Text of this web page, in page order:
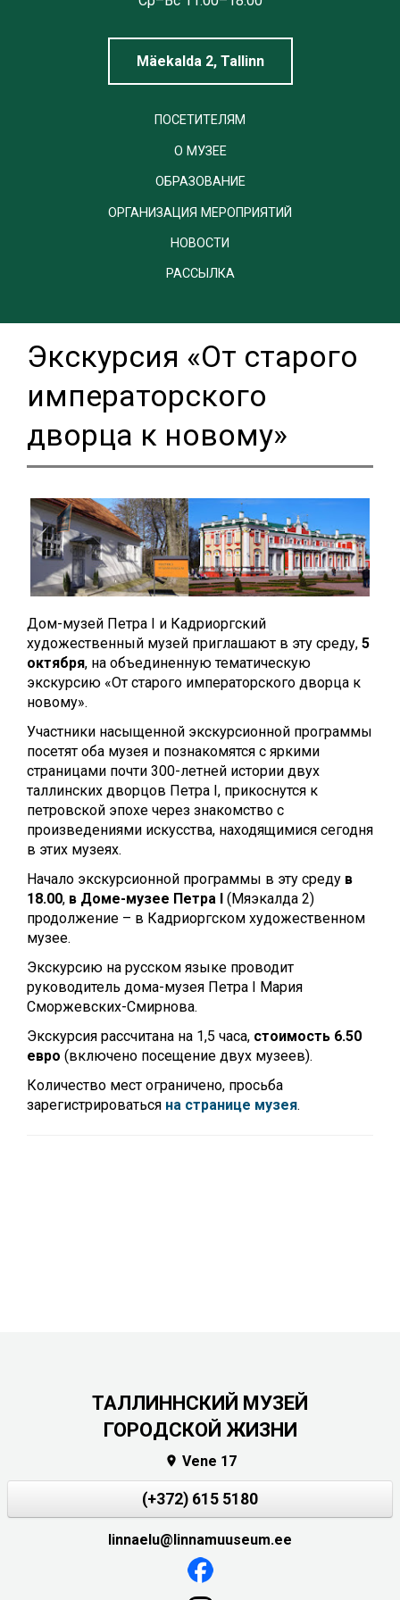
Mäekalda 2, Tallinn
ПОСЕТИТЕЛЯМ
О МУЗЕЕ
ОБРАЗОВАНИЕ
ОРГАНИЗАЦИЯ МЕРОПРИЯТИЙ
НОВОСТИ
РАССЫЛКА
Экскурсия «От старого
императорского
дворца к новому»
Дом-музей Петра I и Кадриоргский
художественный музей приглашают в эту среду, 5
октября, на объединенную тематическую
экскурсию «От старого императорского дворца к
новому».
Участники насыщенной экскурсионной программы
посетят оба музея и познакомятся с яркими
страницами почти 300-летней истории двух
таллинских дворцов Петра I, прикоснутся к
петровской эпохе через знакомство с
произведениями искусства, находящимися сегодня
в этих музеях.
Начало экскурсионной программы в эту среду в
18.00, в Доме-музее Петра I (Мяэкалда 2)
продолжение – в Кадриоргском художественном
музее.
Экскурсию на русском языке проводит
руководитель дома-музея Петра I Мария
Сморжевских-Смирнова.
Экскурсия рассчитана на 1,5 часа, стоимость 6.50
евро (включено посещение двух музеев).
Количество мест ограничено, просьба
зарегистрироваться на странице музея.
ТАЛЛИННСКИЙ МУЗЕЙ
ГОРОДСКОЙ ЖИЗНИ
 Vene 17
(+372) 615 5180
linnaelu@linnamuuseum.ee